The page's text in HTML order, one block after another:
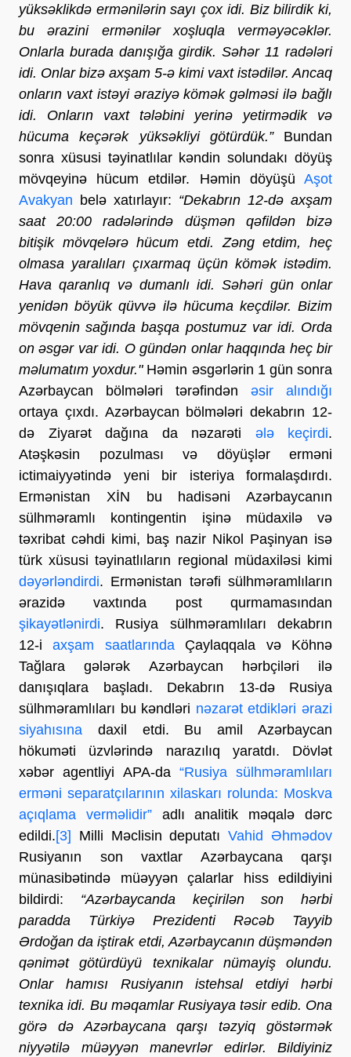
yüksəklikdə ermənilərin sayı çox idi. Biz bilirdik ki,
bu ərazini ermənilər xoşluqla verməyəcəklər.
Onlarla burada danışığa girdik. Səhər 11 radələri
idi. Onlar bizə axşam 5-ə kimi vaxt istədilər. Ancaq
onların vaxt istəyi əraziyə kömək gəlməsi ilə bağlı
idi. Onların vaxt tələbini yerinə yetirmədik və
hücuma keçərək yüksəkliyi götürdük.”Bundan
sonra xüsusi təyinatlılar kəndin solundakı döyüş
mövqeyinə hücum etdilər. Həmin döyüşü Aşot
Avakyan belə xatırlayır: “Dekabrın 12-də axşam
saat 20:00 radələrində düşmən qəfildən bizə
bitişik mövqelərə hücum etdi. Zəng etdim, heç
olmasa yaralıları çıxarmaq üçün kömək istədim.
Hava qaranlıq və dumanlı idi. Səhəri gün onlar
yenidən böyük qüvvə ilə hücuma keçdilər. Bizim
mövqenin sağında başqa postumuz var idi. Orda
on əsgər var idi. O gündən onlar haqqında heç bir
məlumatım yoxdur." Həmin əsgərlərin 1 gün sonra
Azərbaycan bölmələri tərəfindən əsir alındığı
ortaya çıxdı. Azərbaycan bölmələri dekabrın 12-
də Ziyarət dağına da nəzarəti ələ keçirdi.
Atəşkəsin pozulması və döyüşlər erməni
ictimaiyyətində yeni bir isteriya formalaşdırdı.
Ermənistan XİN bu hadisəni Azərbaycanın
sülhməramlı kontingentin işinə müdaxilə və
təxribat cəhdi kimi, baş nazir Nikol Paşinyan isə
türk xüsusi təyinatlıların regional müdaxiləsi kimi
dəyərləndirdi. Ermənistan tərəfi sülhməramlıların
ərazidə vaxtında post qurmamasından
şikayətlənirdi. Rusiya sülhməramlıları dekabrın
12-iaxşam saatlarındaÇaylaqqala və Köhnə
Tağlara gələrək Azərbaycan hərbçiləri ilə
danışıqlara başladı. Dekabrın 13-də Rusiya
sülhməramlıları bu kəndləri nəzarət etdikləri ərazi
siyahısına daxil etdi. Bu amil Azərbaycan
hökuməti üzvlərində narazılıq yaratdı. Dövlət
xəbər agentliyi APA-da “Rusiya sülhməramlıları
erməni separatçılarının xilaskarı rolunda: Moskva
açıqlama verməlidir”adlı analitik məqalə dərc
edildi.[3] Milli Məclisin deputatıVahid Əhmədov
Rusiyanın son vaxtlar Azərbaycana qarşı
münasibətində müəyyən çalarlar hiss edildiyini
bildirdi: “Azərbaycanda keçirilən son hərbi
paradda Türkiyə Prezidenti Rəcəb Tayyib
Ərdoğan da iştirak etdi, Azərbaycanın düşməndən
qənimət götürdüyü texnikalar nümayiş olundu.
Onlar hamısı Rusiyanın istehsal etdiyi hərbi
texnika idi. Bu məqamlar Rusiyaya təsir edib. Ona
görə də Azərbaycana qarşı təzyiq göstərmək
niyyətilə müəyyən manevrlər edirlər. Bildiyiniz